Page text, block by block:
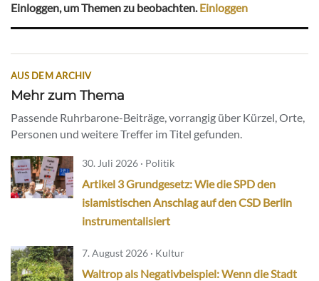
Einloggen, um Themen zu beobachten.Einloggen
AUS DEM ARCHIV
Mehr zum Thema
Passende Ruhrbarone-Beiträge, vorrangig über Kürzel, Orte,
Personen und weitere Treffer im Titel gefunden.
30. Juli 2026 · Politik
Artikel 3 Grundgesetz: Wie die SPD den
islamistischen Anschlag auf den CSD Berlin
instrumentalisiert
7. August 2026 · Kultur
Waltrop als Negativbeispiel: Wenn die Stadt